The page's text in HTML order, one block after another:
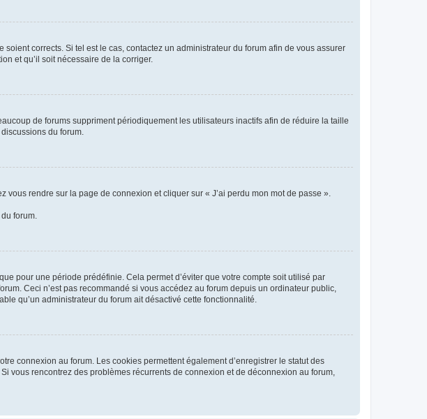
corrects. Si tel est le cas, contactez un administrateur du forum afin de vous assurer
et qu’il soit nécessaire de la corriger.
de forums suppriment périodiquement les utilisateurs inactifs afin de réduire la taille
du forum.
rendre sur la page de connexion et cliquer sur « J’ai perdu mon mot de passe ».
forum.
pour une période prédéfinie. Cela permet d’éviter que votre compte soit utilisé par
Ceci n’est pas recommandé si vous accédez au forum depuis un ordinateur public,
qu’un administrateur du forum ait désactivé cette fonctionnalité.
connexion au forum. Les cookies permettent également d’enregistrer le statut des
vous rencontrez des problèmes récurrents de connexion et de déconnexion au forum,